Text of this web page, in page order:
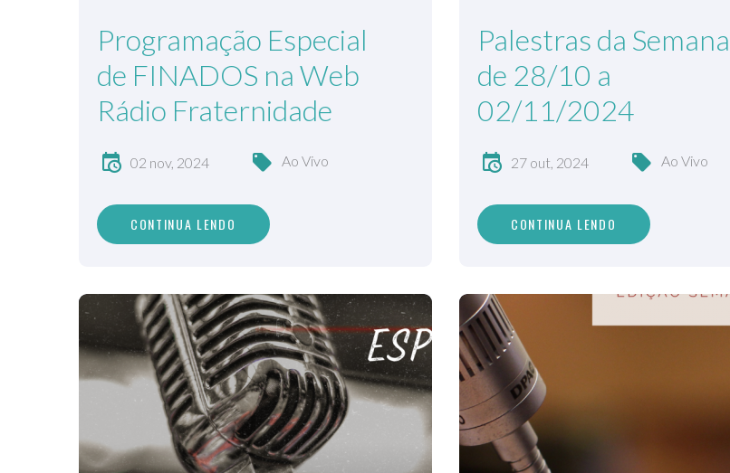
Programação Especial
de FINADOS na Web
Rádio Fraternidade
02 nov, 2024 Ao Vivo
CONTINUA LENDO
Palestras da Semana
de 28/10 a
02/11/2024
27 out, 2024 Ao Vivo
CONTINUA LENDO